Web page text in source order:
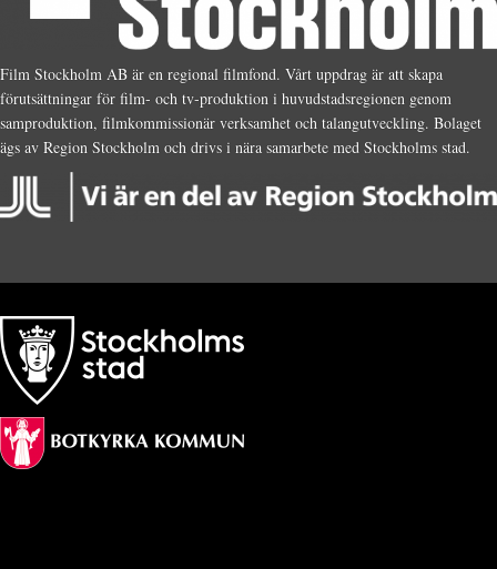
Film Stockholm AB är en regional filmfond. Vårt uppdrag är att skapa
förutsättningar för film- och tv-produktion i huvudstadsregionen genom
samproduktion, filmkommissionär verksamhet och talangutveckling. Bolaget
ägs av Region Stockholm och drivs i nära samarbete med Stockholms stad.